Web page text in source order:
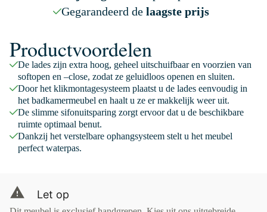
Gegarandeerd de laagste prijs
Productvoordelen
De lades zijn extra hoog, geheel uitschuifbaar en voorzien van
softopen en –close, zodat ze geluidloos openen en sluiten.
Door het klikmontagesysteem plaatst u de lades eenvoudig in
het badkamermeubel en haalt u ze er makkelijk weer uit.
De slimme sifonuitsparing zorgt ervoor dat u de beschikbare
ruimte optimaal benut.
Dankzij het verstelbare ophangsysteem stelt u het meubel
perfect waterpas.
Let op